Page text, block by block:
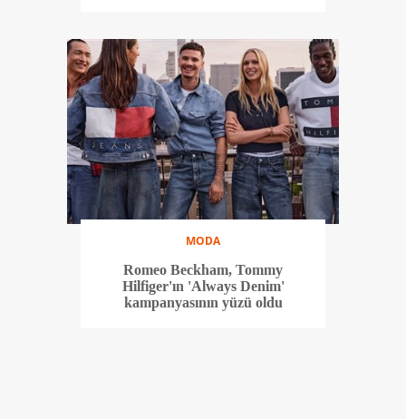
MODA
Romeo Beckham, Tommy
Hilfiger'ın 'Always Denim'
kampanyasının yüzü oldu